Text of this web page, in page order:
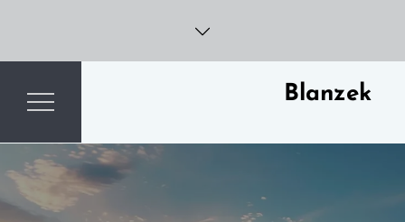
content
Blanzek